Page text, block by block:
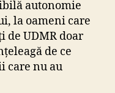
autonomie
la oameni care
de UDMR doar
de ce
care nu au